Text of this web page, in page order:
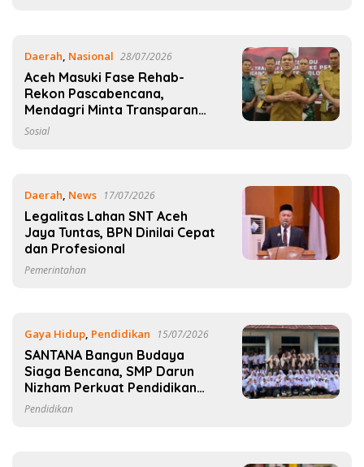
Daerah, Nasional 28/07/2026
Aceh Masuki Fase Rehab-
Rekon Pascabencana,
Mendagri Minta Transparan
Anggaran
Sosial
Daerah, News 17/07/2026
Legalitas Lahan SNT Aceh
Jaya Tuntas, BPN Dinilai Cepat
dan Profesional
Pemerintahan
Gaya Hidup, Pendidikan 15/07/2026
SANTANA Bangun Budaya
Siaga Bencana, SMP Darun
Nizham Perkuat Pendidikan
Karakter Berbasis Kearifan
Pendidikan